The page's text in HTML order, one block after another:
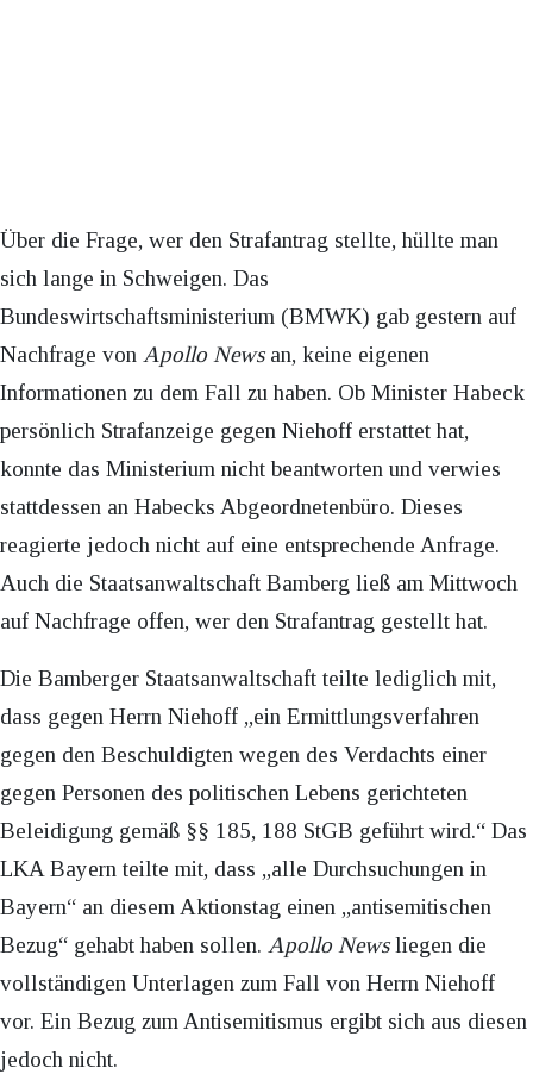
Über die Frage, wer den Strafantrag stellte, hüllte man
sich lange in Schweigen. Das
Bundeswirtschaftsministerium (BMWK) gab gestern auf
Nachfrage von Apollo Newsan, keine eigenen
Informationen zu dem Fall zu haben. Ob Minister Habeck
persönlich Strafanzeige gegen Niehoff erstattet hat,
konnte das Ministerium nicht beantworten und verwies
stattdessen an Habecks Abgeordnetenbüro. Dieses
reagierte jedoch nicht auf eine entsprechende Anfrage.
Auch die Staatsanwaltschaft Bamberg ließ am Mittwoch
auf Nachfrage offen, wer den Strafantrag gestellt hat.
Die Bamberger Staatsanwaltschaft teilte lediglich mit,
dass gegen Herrn Niehoff „ein Ermittlungsverfahren
gegen den Beschuldigten wegen des Verdachts einer
gegen Personen des politischen Lebens gerichteten
Beleidigung gemäß §§ 185, 188 StGB geführt wird.“ Das
LKA Bayern teilte mit, dass „alle Durchsuchungen in
Bayern“ an diesem Aktionstag einen „antisemitischen
Bezug“ gehabt haben sollen. Apollo Newsliegen die
vollständigen Unterlagen zum Fall von Herrn Niehoff
vor. Ein Bezug zum Antisemitismus ergibt sich aus diesen
jedoch nicht.